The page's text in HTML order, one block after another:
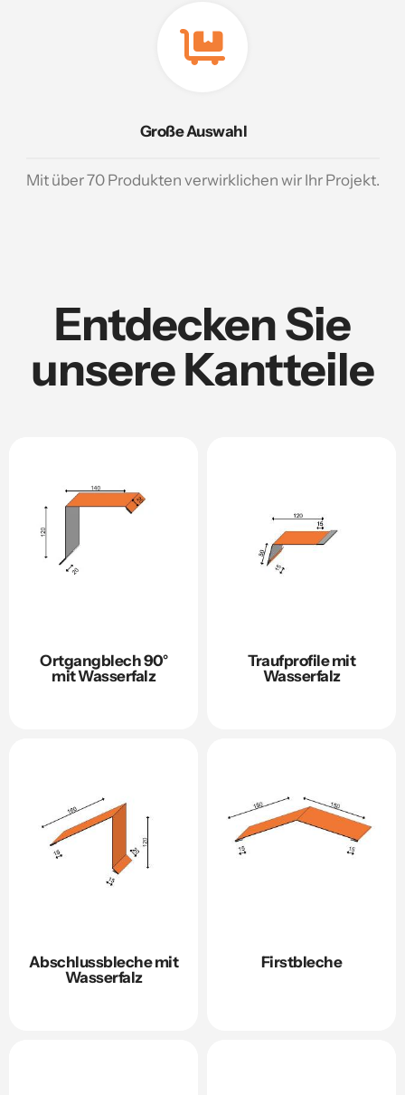
Große Auswahl
Mit über 70 Produkten verwirklichen wir Ihr Projekt.
Entdecken Sie
unsere Kantteile
Ortgangblech 90°
mit Wasserfalz
Traufprofile mit
Wasserfalz
Abschlussbleche mit
Wasserfalz
Firstbleche